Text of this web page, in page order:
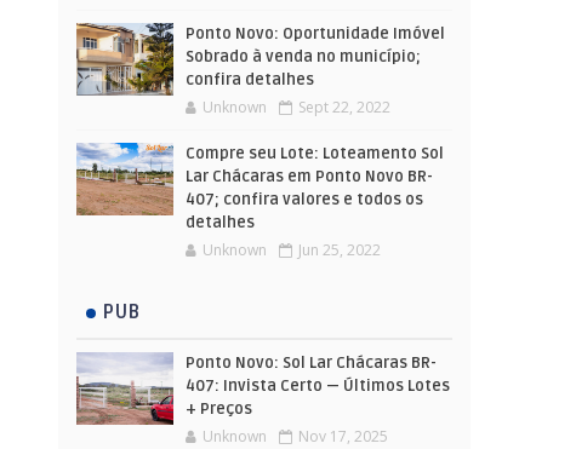
Ponto Novo: Oportunidade Imóvel
Sobrado à venda no município;
confira detalhes
Unknown Sept 22, 2022
Compre seu Lote: Loteamento Sol
Lar Chácaras em Ponto Novo BR-
407; confira valores e todos os
detalhes
Unknown Jun 25, 2022
PUB
Ponto Novo: Sol Lar Chácaras BR-
407: Invista Certo — Últimos Lotes
+ Preços
Unknown Nov 17, 2025